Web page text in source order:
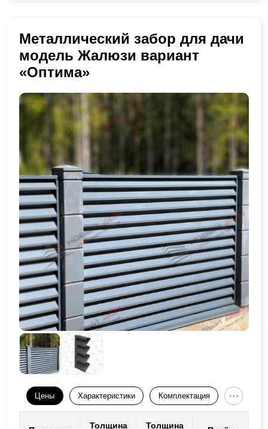
Металлический забор для дачи
модель Жалюзи вариант
«Оптима»
Цены Характеристики Комплектация
Толщина
Толщина